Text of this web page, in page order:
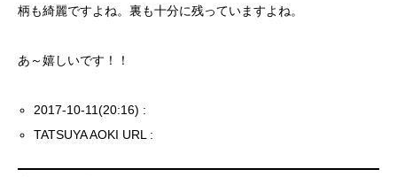
柄も綺麗ですよね。裏も十分に残っていますよね。
あ～嬉しいです！！
2017-10-11(20:16) :
TATSUYA AOKI URL :